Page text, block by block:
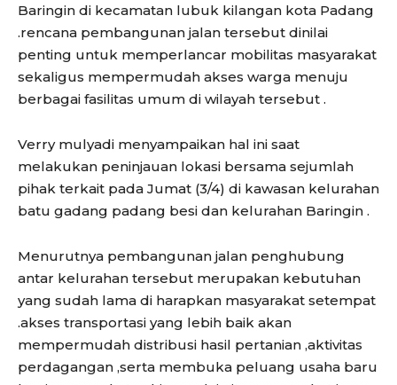
Baringin di kecamatan lubuk kilangan kota Padang
.rencana pembangunan jalan tersebut dinilai
penting untuk memperlancar mobilitas masyarakat
sekaligus mempermudah akses warga menuju
berbagai fasilitas umum di wilayah tersebut .
Verry mulyadi menyampaikan hal ini saat
melakukan peninjauan lokasi bersama sejumlah
pihak terkait pada Jumat (3/4) di kawasan kelurahan
batu gadang padang besi dan kelurahan Baringin .
Menurutnya pembangunan jalan penghubung
antar kelurahan tersebut merupakan kebutuhan
yang sudah lama di harapkan masyarakat setempat
.akses transportasi yang lebih baik akan
mempermudah distribusi hasil pertanian ,aktivitas
perdagangan ,serta membuka peluang usaha baru